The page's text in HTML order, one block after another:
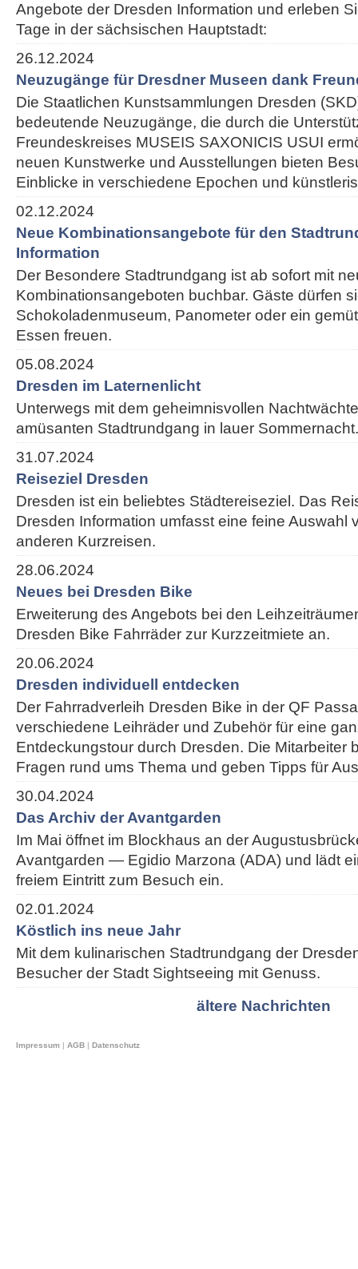
Angebote der Dresden Information und erleben
Tage in der sächsischen Hauptstadt:
26.12.2024
Neuzugänge für Dresdner Museen dank
Die Staatlichen Kunstsammlungen Dresden
bedeutende Neuzugänge, die durch die
Freundeskreises MUSEIS SAXONICIS USUI
neuen Kunstwerke und Ausstellungen bieten
Einblicke in verschiedene Epochen und
02.12.2024
Neue Kombinationsangebote für den
Information
Der Besondere Stadtrundgang ist ab sofort mit
Kombinationsangeboten buchbar. Gäste dürfen
Schokoladenmuseum, Panometer oder ein
Essen freuen.
05.08.2024
Dresden im Laternenlicht
Unterwegs mit dem geheimnisvollen
amüsanten Stadtrundgang in lauer Sommernacht.
31.07.2024
Reiseziel Dresden
Dresden ist ein beliebtes Städtereiseziel. Das
Dresden Information umfasst eine feine Auswahl
anderen Kurzreisen.
28.06.2024
Neues bei Dresden Bike
Erweiterung des Angebots bei den
Dresden Bike Fahrräder zur Kurzzeitmiete an.
20.06.2024
Dresden individuell entdecken
Der Fahrradverleih Dresden Bike in der QF
verschiedene Leihräder und Zubehör für eine
Entdeckungstour durch Dresden. Die Mitarbeiter
Fragen rund ums Thema und geben Tipps für
30.04.2024
Das Archiv der Avantgarden
Im Mai öffnet im Blockhaus an der
Avantgarden — Egidio Marzona (ADA) und lädt
freiem Eintritt zum Besuch ein.
02.01.2024
Köstlich ins neue Jahr
Mit dem kulinarischen Stadtrundgang der
Besucher der Stadt Sightseeing mit Genuss.
ältere Nachrichten
Impressum | AGB | Datenschutz